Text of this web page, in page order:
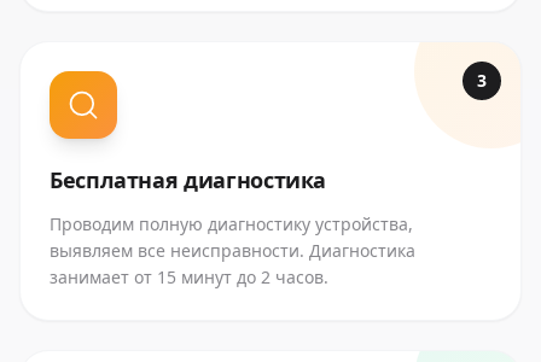
3
Бесплатная диагностика
Проводим полную диагностику устройства,
выявляем все неисправности. Диагностика
занимает от 15 минут до 2 часов.